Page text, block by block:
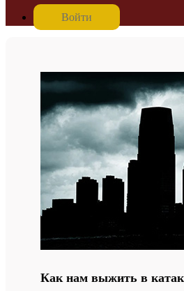
Войти
Как нам выжить в